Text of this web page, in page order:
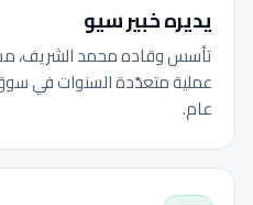
يديره خبير سيو
تأسس وقاده محمد الشريف،
عملية متعدّدة السنوات في
عام.